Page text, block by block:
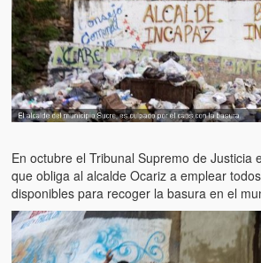
En octubre el Tribunal Supremo de Justicia
que obliga al alcalde Ocariz a emplear
disponibles para recoger la basura en el